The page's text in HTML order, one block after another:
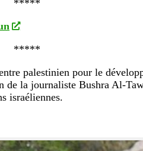
*****
*****
palestinien pour le
la journaliste Bushra Al-
israéliennes.